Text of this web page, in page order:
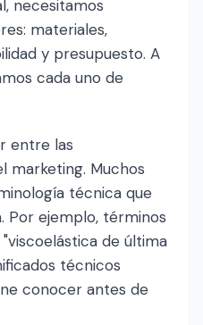
necesitamos
materiales,
y presupuesto. A
cada uno de
entre las
marketing. Muchos
técnica que
Por ejemplo, términos
de última
técnicos
conocer antes de